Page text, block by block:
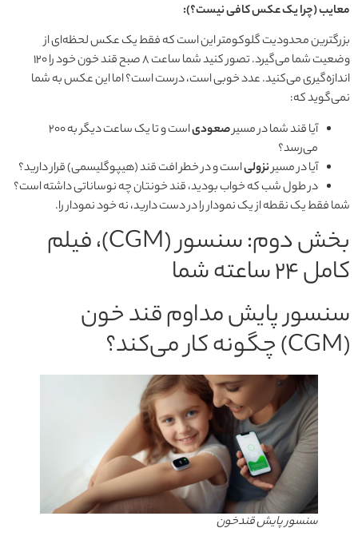
معایب (چرا یک عکس کافی نیست؟):
بزرگترین محدودیت گلوکومتر این است که فقط یک عکس لحظه‌ای از
وضعیت شما می‌گیرد. تصور کنید شما ساعت ۸ صبح قند خون خود را ۱۲۰
اندازه‌گیری می‌کنید. عدد خوبی است، درست است؟ اما این عکس به شما
نمی‌گوید که:
آیا قند شما در مسیرصعودی
است و تا یک ساعت دیگر به ۲۰۰
می‌رسد؟
آیا در مسیرنزولیاست و در خطر افت قند (هیپوگلیسمی) قرار دارید؟
در طول شب که خواب بودید، قند خونتان چه نوساناتی داشته است؟
شما فقط یک نقطه از یک نمودار را در دست دارید، نه خود نمودار را.
بخش دوم: سنسور (CGM)، فیلم
کامل ۲۴ ساعته شما
سنسور پایش مداوم قند خون
(CGM) چگونه کار می‌کند؟
سنسور پایش قندخون